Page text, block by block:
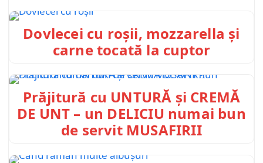
Dovlecei cu roșii, mozzarella și
carne tocată la cuptor
Prăjitură cu UNTURĂ și CREMĂ
DE UNT – un DELICIU numai bun
de servit MUSAFIRII